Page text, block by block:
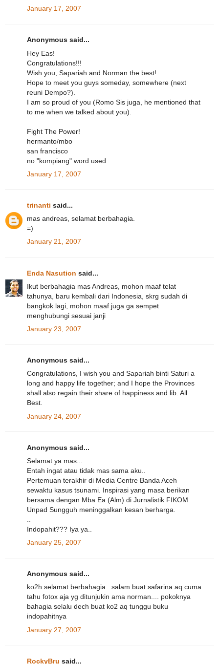
January 17, 2007
Anonymous said...
Hey Eas!
Congratulations!!!
Wish you, Sapariah and Norman the best!
Hope to meet you guys someday, somewhere (next
reuni Dempo?).
I am so proud of you (Romo Sis juga, he mentioned that
to me when we talked about you).
Fight The Power!
hermanto/mbo
san francisco
no "kompiang" word used
January 17, 2007
trinanti said...
mas andreas, selamat berbahagia.
=)
January 21, 2007
Enda Nasution said...
Ikut berbahagia mas Andreas, mohon maaf telat
tahunya, baru kembali dari Indonesia, skrg sudah di
bangkok lagi, mohon maaf juga ga sempet
menghubungi sesuai janji
January 23, 2007
Anonymous said...
Congratulations, I wish you and Sapariah binti Saturi a
long and happy life together; and I hope the Provinces
shall also regain their share of happiness and lib. All
Best.
January 24, 2007
Anonymous said...
Selamat ya mas...
Entah ingat atau tidak mas sama aku..
Pertemuan terakhir di Media Centre Banda Aceh
sewaktu kasus tsunami. Inspirasi yang masa berikan
bersama dengan Mba Ea (Alm) di Jurnalistik FIKOM
Unpad Sungguh meninggalkan kesan berharga.
Indopahit??? Iya ya..
January 25, 2007
Anonymous said...
ko2h selamat berbahagia...salam buat safarina aq cuma
tahu fotox aja yg ditunjukin ama norman.... pokoknya
bahagia selalu dech buat ko2 aq tunggu buku
indopahitnya
January 27, 2007
RockyBru said...